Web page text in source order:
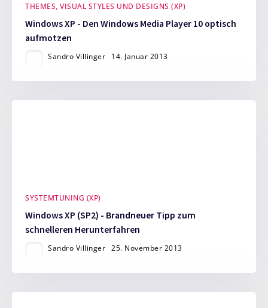
THEMES, VISUAL STYLES UND DESIGNS (XP)
Windows XP - Den Windows Media Player 10 optisch
aufmotzen
Sandro Villinger 14. Januar 2013
SYSTEMTUNING (XP)
Windows XP (SP2) - Brandneuer Tipp zum
schnelleren Herunterfahren
Sandro Villinger 25. November 2013